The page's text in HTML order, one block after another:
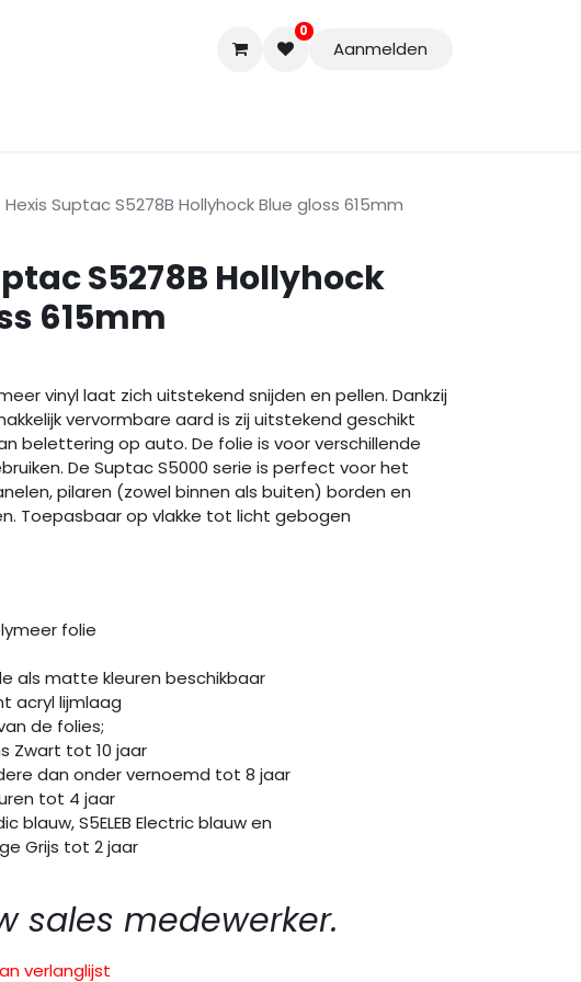
0
Aanmelden
Hexis Suptac S5278B Hollyhock Blue gloss 615mm
S5278B Hollyhock
615mm
vinyl laat zich uitstekend snijden en pellen. Dankzij
vervormbare aard is zij uitstekend geschikt
belettering op auto. De folie is voor verschillende
De Suptac S5000 serie is perfect voor het
pilaren (zowel binnen als buiten) borden en
Toepasbaar op vlakke tot licht gebogen
folie
als matte kleuren beschikbaar
acryl lijmlaag
de folies;
tot 10 jaar
dan onder vernoemd tot 8 jaar
tot 4 jaar
blauw, S5ELEB Electric blauw en
Grijs tot 2 jaar
sales medewerker.
verlanglijst